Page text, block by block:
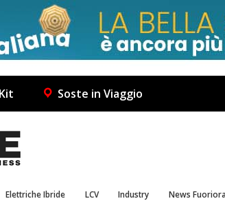
Soste in Viaggio
Elettriche Ibride LCV Industry News